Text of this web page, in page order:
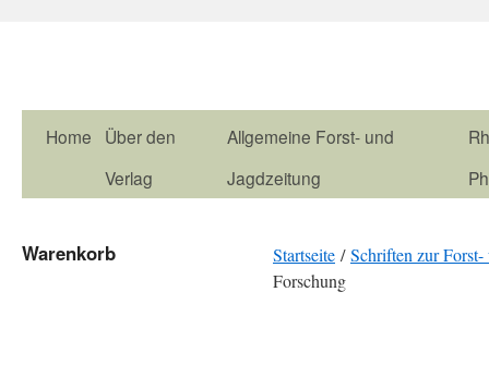
Home
Über den
Verlag
Allgemeine Forst- und
Jagdzeitung
Startseite /Schriften zur
Forschung
Warenkorb